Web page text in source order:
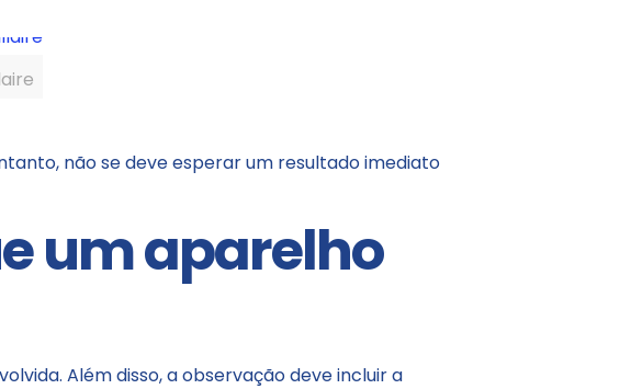
não se deve esperar um resultado imediato
um aparelho
Além disso, a observação deve incluir a